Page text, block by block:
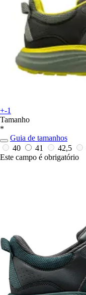
+-1
Tamanho
*
Guia de tamanhos
40
41 42,5
Este campo é obrigatório